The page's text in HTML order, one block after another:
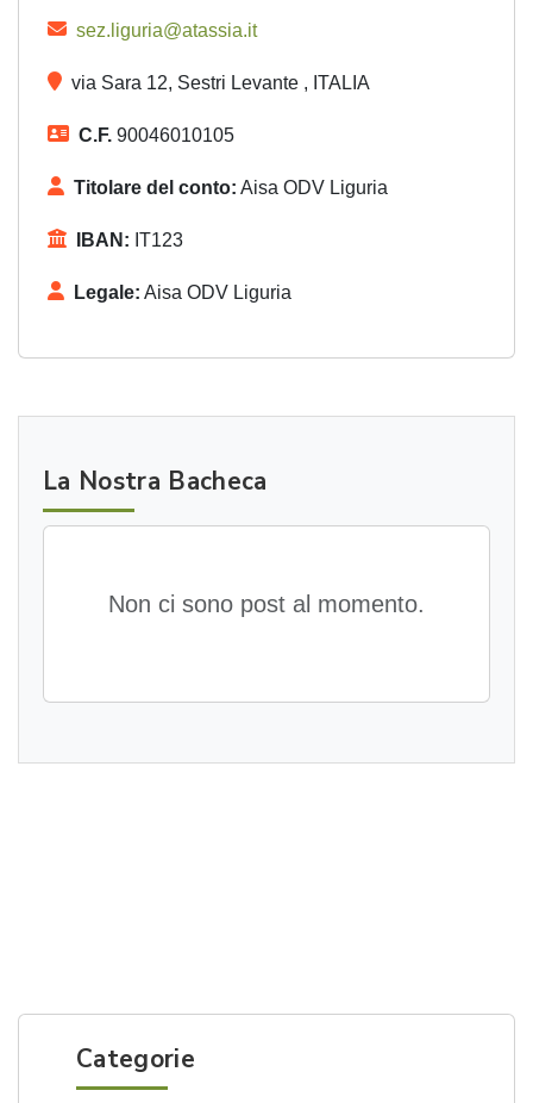
sez.liguria@atassia.it
via Sara 12, Sestri Levante , ITALIA
C.F. 90046010105
Titolare del conto: Aisa ODV Liguria
IBAN: IT123
Legale: Aisa ODV Liguria
La Nostra Bacheca
Non ci sono post al momento.
Categorie